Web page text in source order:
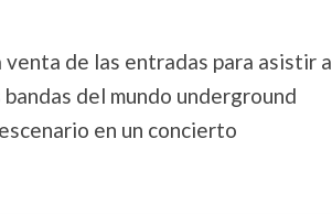
venta de las entradas para asistir a
del mundo underground
en un concierto